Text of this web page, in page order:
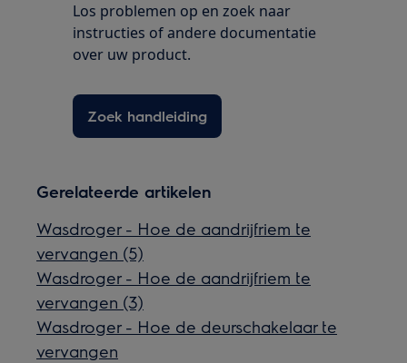
Los problemen op en zoek naar
instructies of andere documentatie
over uw product.
Zoek handleiding
Gerelateerde artikelen
Wasdroger - Hoe de aandrijfriem te
vervangen (5)
Wasdroger - Hoe de aandrijfriem te
vervangen (3)
Wasdroger - Hoe de deurschakelaar te
vervangen